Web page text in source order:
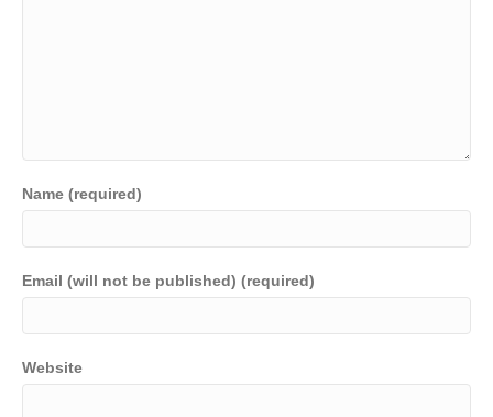
Name (required)
Email (will not be published) (required)
Website